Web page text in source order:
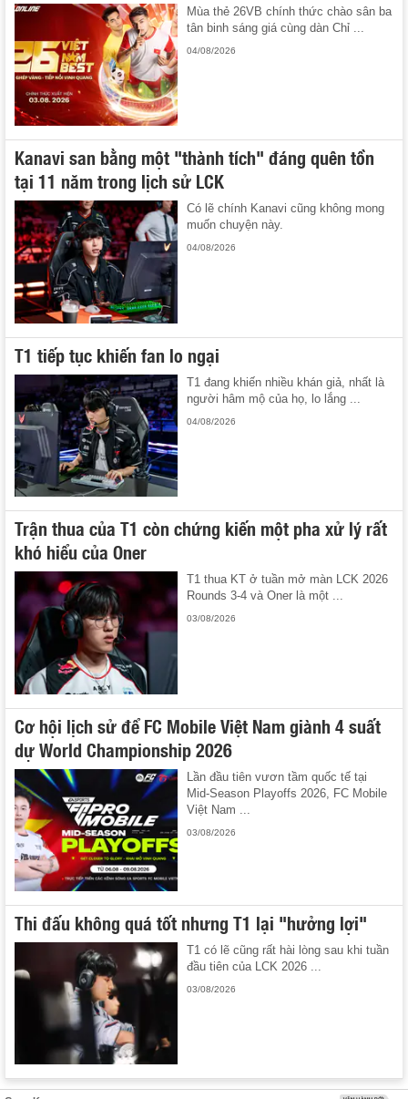
Mùa thẻ 26VB chính thức chào sân ba
tân binh sáng giá cùng dàn Chỉ ...
04/08/2026
Kanavi san bằng một "thành tích" đáng quên tồn
tại 11 năm trong lịch sử LCK
Có lẽ chính Kanavi cũng không mong
muốn chuyện này.
04/08/2026
T1 tiếp tục khiến fan lo ngại
T1 đang khiến nhiều khán giả, nhất là
người hâm mộ của họ, lo lắng ...
04/08/2026
Trận thua của T1 còn chứng kiến một pha xử lý rất
khó hiểu của Oner
T1 thua KT ở tuần mở màn LCK 2026
Rounds 3-4 và Oner là một ...
03/08/2026
Cơ hội lịch sử để FC Mobile Việt Nam giành 4 suất
dự World Championship 2026
Lần đầu tiên vươn tầm quốc tế tại
Mid-Season Playoffs 2026, FC Mobile
Việt Nam ...
03/08/2026
Thi đấu không quá tốt nhưng T1 lại "hưởng lợi"
T1 có lẽ cũng rất hài lòng sau khi tuần
đầu tiên của LCK 2026 ...
03/08/2026